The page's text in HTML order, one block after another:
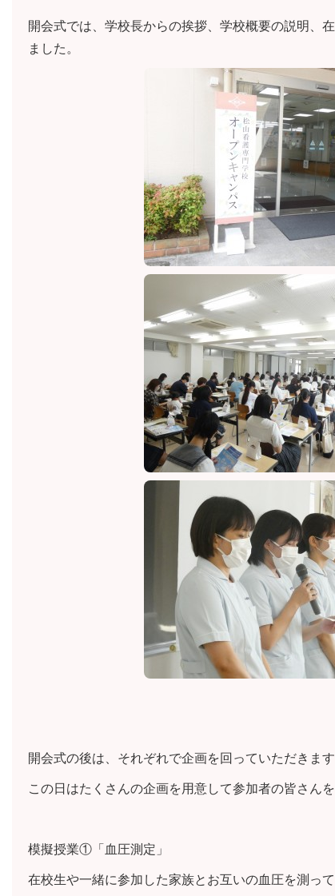
開会式では、学校長からの挨拶、学校概要の説明、
ました。
開会式の後は、それぞれで企画を回っていただきま
この日はたくさんの企画を用意して参加者の皆さん
模擬授業①「血圧測定」
在校生や一緒に参加した家族とお互いの血圧を測っ